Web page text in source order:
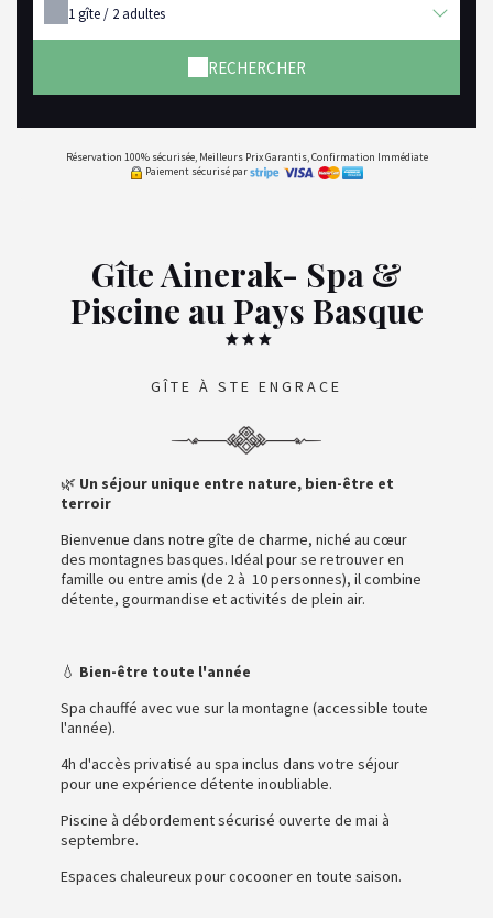
1gîte / 2 adultes
RECHERCHER
Réservation 100% sécurisée, Meilleurs Prix Garantis, Confirmation Immédiate
Paiement sécurisé par
Gîte Ainerak- Spa &
Piscine au Pays Basque
GÎTE À STE ENGRACE
🌿 Un séjour unique entre nature, bien-être et
terroir
Bienvenue dans notre gîte de charme, niché au cœur
des montagnes basques. Idéal pour se retrouver en
famille ou entre amis (de 2 à 10 personnes), il combine
détente, gourmandise et activités de plein air.
💧 Bien-être toute l'année
Spa chauffé avec vue sur la montagne (accessible toute
l'année).
4h d'accès privatisé au spa inclus dans votre séjour
pour une expérience détente inoubliable.
Piscine à débordement sécurisé ouverte de mai à
septembre.
Espaces chaleureux pour cocooner en toute saison.